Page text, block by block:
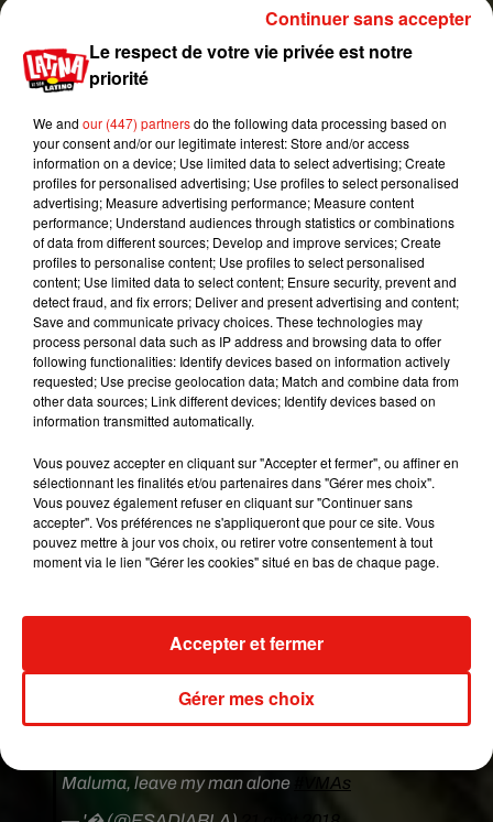
De plus, il a une petite-
amie…Quelle femme irrespectueuse à la
recherche d’un buzz », « Je suis certaine que ce
réaction deMaluma et je pense que sa copine ne
devait pas être ravie ».
How tf you mouth rape Maluma on stage like
that! If he wanted to kiss you, he would of
planned it. Plus he has a girlfriend... disrespectful
women do sooo much for attention.#VMAs
pic.twitter.com/OZXryV6YNW
— Sandra Roldan (@RoldanSandra226)21 août
2018
So we're not gonna talk about how@maluma's
back up dancer straight up assaulted him at the
kiss her. She forced herself on him and he was
clearly uncomfortable...#VMAs
— shelbotage™ (@shelbytherenow)21 août
2018
happen. Maluma’s face and I’m pretty sure his gf
— Yuli B. (@JuJuBeanszz)21 août 2018
Maluma, leave my man alone
#VMAs
Le respect de votre vie privée est notre
priorité
We and our (447) partnersdo the following data processing based on
your consent and/or our legitimate interest: Store and/or access
information on a device; Use limited data to select advertising; Create
profiles for personalised advertising; Use profiles to select personalised
advertising; Measure advertising performance; Measure content
performance; Understand audiences through statistics or combinations
of data from different sources; Develop and improve services; Create
profiles to personalise content; Use profiles to select personalised
content; Use limited data to select content; Ensure security, prevent and
detect fraud, and fix errors; Deliver and present advertising and content;
Save and communicate privacy choices. These technologies may
process personal data such as IP address and browsing data to offer
following functionalities: Identify devices based on information actively
requested; Use precise geolocation data; Match and combine data from
other data sources; Link different devices; Identify devices based on
information transmitted automatically.
Vous pouvez accepter en cliquant sur "Accepter et fermer", ou affiner en
sélectionnant les finalités et/ou partenaires dans "Gérer mes choix".
Vous pouvez également refuser en cliquant sur "Continuer sans
accepter". Vos préférences ne s'appliqueront que pour ce site. Vous
pouvez mettre à jour vos choix, ou retirer votre consentement à tout
moment via le lien "Gérer les cookies" situé en bas de chaque page.
Gérer mes choix
Accepter et fermer
Continuer sans accepter